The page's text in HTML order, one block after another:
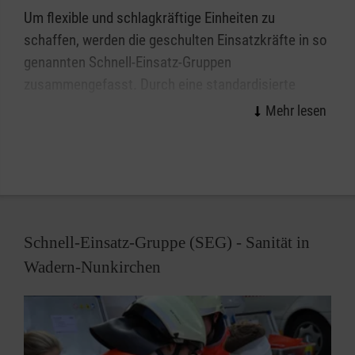
und Sicherheit zugeführt werden.
Um flexible und schlagkräftige Einheiten zu
schaffen, werden die geschulten Einsatzkräfte in so
genannten Schnell-Einsatz-Gruppen
Ausbildung und Ausstattung können SEGs einzeln
Rettungsdienst und Katastrophenschutz, indem wir
Führungs- und Führungsunterstützungspersonal für
besondere Einsatzlagen stellen. Diese Einsatzkräfte
befinden sich 24 Stunden am Tag, 365 Tage im Jahr
in Einsatzbereitschaft - und das ehrenamtlich. Im
Wechsel mit den anderen Hilfsorganisationen
Schnell-Einsatz-Gruppe (SEG) - Sanität in
Wadern-Nunkirchen